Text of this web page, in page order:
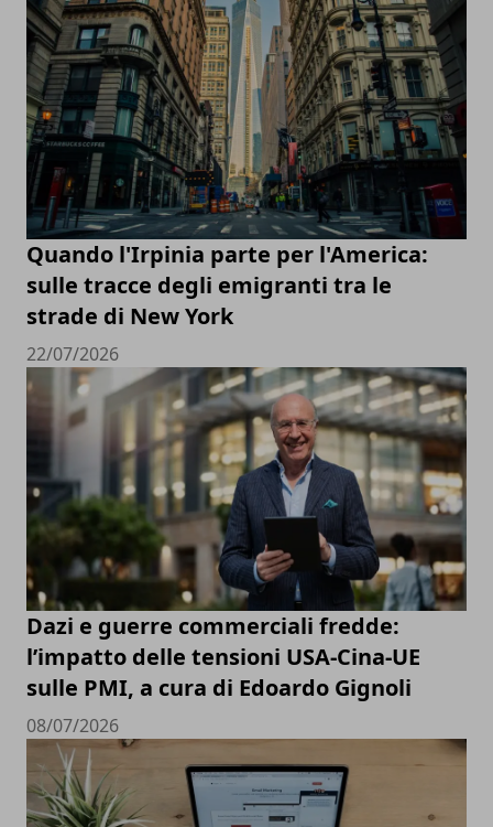
Quando l'Irpinia parte per l'America:
sulle tracce degli emigranti tra le
strade di New York
22/07/2026
Dazi e guerre commerciali fredde:
l’impatto delle tensioni USA-Cina-UE
sulle PMI, a cura di Edoardo Gignoli
08/07/2026